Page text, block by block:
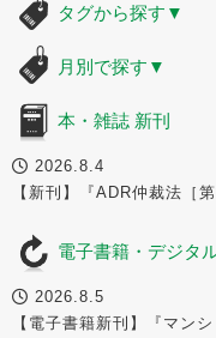
タグから探す ▼
月別で探す ▼
本・雑誌 新刊
2026.8.4
【新刊】『ADR仲裁法［
電子書籍・デジタ
2026.8.5
【電子書籍新刊】『マン